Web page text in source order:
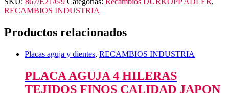
RECAMBIOS INDUSTRIA
Productos relacionados
Placas aguja y dientes, RECAMBIOS INDUSTRIA
PLACA AGUJA 4 HILERAS
TEJIDOS FINOS CALIDAD JAPON